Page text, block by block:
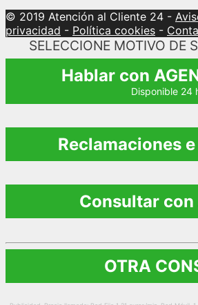
© 2019 Atención al Cliente 24 -
privacidad - Política cookies -
SELECCIONE MOTIVO DE
Hablar con
Disponible 24
Reclamaciones
Consultar
OTRA